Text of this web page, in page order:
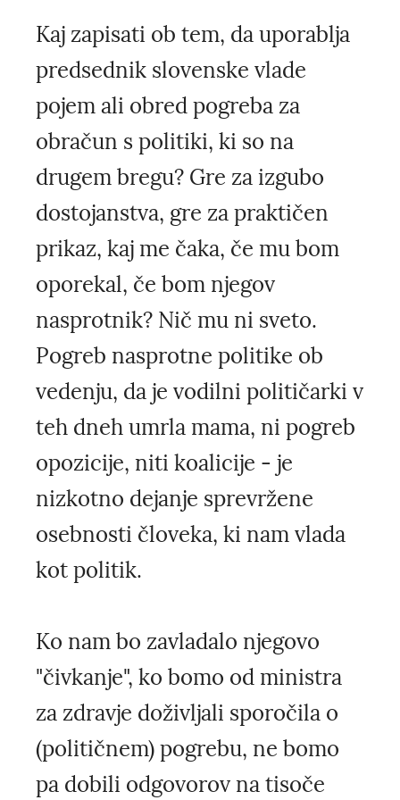
Kaj zapisati ob tem, da uporablja
predsednik slovenske vlade
pojem ali obred pogreba za
obračun s politiki, ki so na
drugem bregu? Gre za izgubo
dostojanstva, gre za praktičen
prikaz, kaj me čaka, če mu bom
oporekal, če bom njegov
nasprotnik? Nič mu ni sveto.
Pogreb nasprotne politike ob
vedenju, da je vodilni političarki v
teh dneh umrla mama, ni pogreb
opozicije, niti koalicije - je
nizkotno dejanje sprevržene
osebnosti človeka, ki nam vlada
kot politik.
Ko nam bo zavladalo njegovo
"čivkanje", ko bomo od ministra
za zdravje doživljali sporočila o
(političnem) pogrebu, ne bomo
pa dobili odgovorov na tisoče